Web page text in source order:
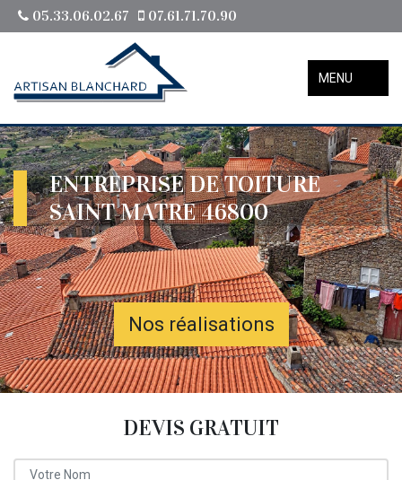
05.33.06.02.67 07.61.71.70.90
MENU
ENTREPRISE DE TOITURE
SAINT MATRE 46800
Nos réalisations
DEVIS GRATUIT